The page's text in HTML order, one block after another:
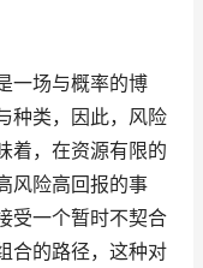
一场与概率的博
种类，因此，风险
着，在资源有限的
风险高回报的事
受一个暂时不契合
合的路径，这种对